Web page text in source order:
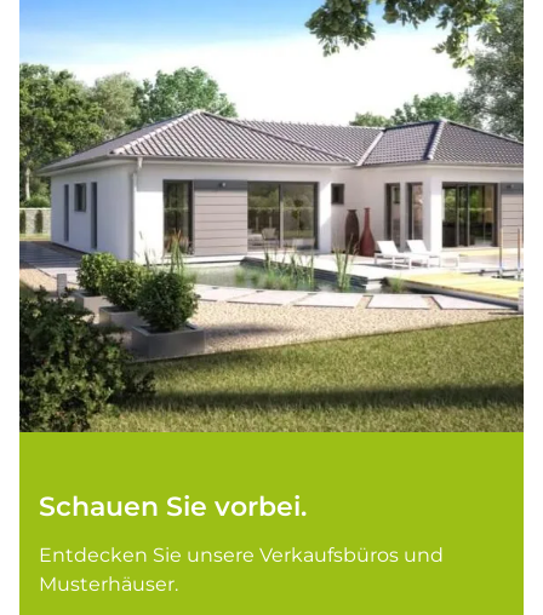
Schauen Sie vorbei.
Entdecken Sie unsere Verkaufsbüros und
Musterhäuser.